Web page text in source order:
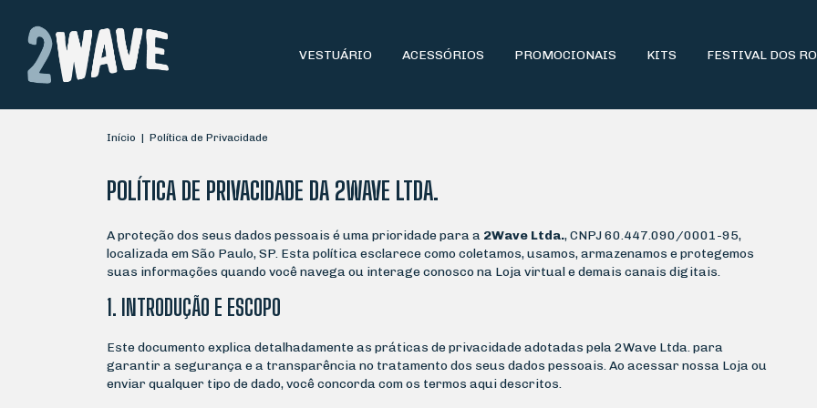
VESTUÁRIO ACESSÓRIOS PROMOCIONAIS KITS FESTIVAL DOS
Início | Política de Privacidade
POLÍTICA DE PRIVACIDADE DA 2WAVE LTDA.
A proteção dos seus dados pessoais é uma prioridade para a 2Wave Ltda., CNPJ 60.447.090/0001-95,
localizada em São Paulo, SP. Esta política esclarece como coletamos, usamos, armazenamos e protegemos
suas informações quando você navega ou interage conosco na Loja virtual e demais canais digitais.
1. INTRODUÇÃO E ESCOPO
Este documento explica detalhadamente as práticas de privacidade adotadas pela 2Wave Ltda. para
garantir a segurança e a transparência no tratamento dos seus dados pessoais. Ao acessar nossa Loja ou
enviar qualquer tipo de dado, você concorda com os termos aqui descritos.